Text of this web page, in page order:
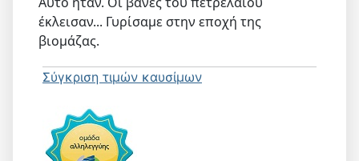
έκλεισαν... Γυρίσαμε στην εποχή της
βιομάζας.
Σύγκριση τιμών καυσίμων